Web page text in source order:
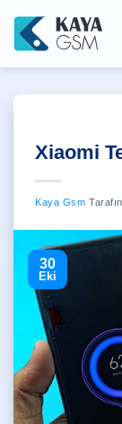
atla
Xiaomi
Kaya Gsm
30
Eki